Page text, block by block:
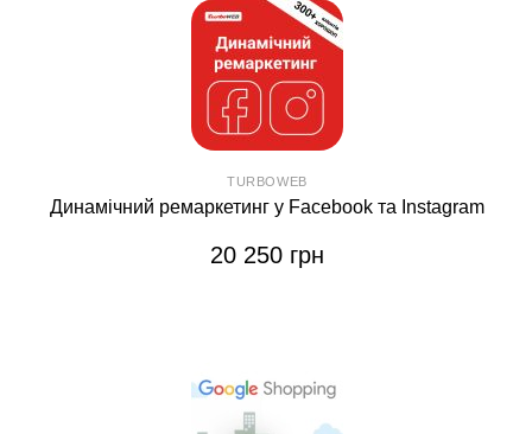
TURBOWEB
Динамічний ремаркетинг у Facebook та Instagram
20 250 грн